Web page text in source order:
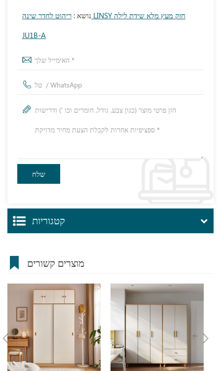
נושא : ריהוט לחדר שינה LINSY חזק מעץ מלא שידת לילה
JU1B-A
קטגוריות
מוצרים קשורים